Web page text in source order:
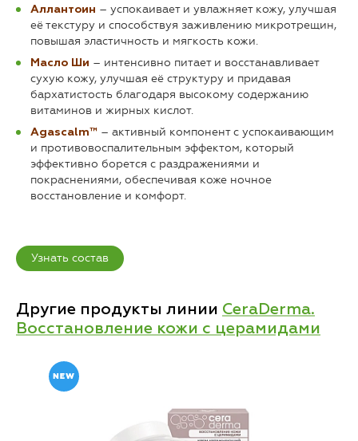
Аллантоин – успокаивает и увлажняет кожу, улучшая
её текстуру и способствуя заживлению микротрещин,
повышая эластичность и мягкость кожи.
Масло Ши – интенсивно питает и восстанавливает
сухую кожу, улучшая её структуру и придавая
бархатистость благодаря высокому содержанию
витаминов и жирных кислот.
Agascalm™ – активный компонент с успокаивающим
и противовоспалительным эффектом, который
эффективно борется с раздражениями и
покраснениями, обеспечивая коже ночное
восстановление и комфорт.
Узнать состав
Другие продукты линии CeraDermа.
Восстановление кожи с церамидами